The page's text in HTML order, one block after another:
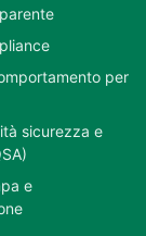
per
sicurezza e
e